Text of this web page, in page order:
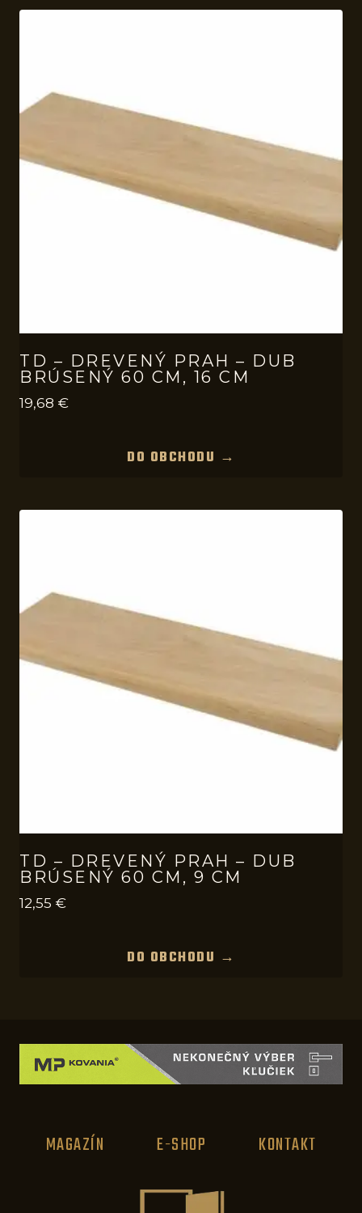
TD – DREVENÝ PRAH – DUB
BRÚSENÝ 60 CM, 16 CM
19,68 €
DO OBCHODU →
TD – DREVENÝ PRAH – DUB
BRÚSENÝ 60 CM, 9 CM
12,55 €
DO OBCHODU →
MAGAZÍN E-SHOP KONTAKT